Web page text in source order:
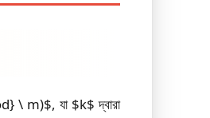
\ m)$, যা $k$ দ্বারা